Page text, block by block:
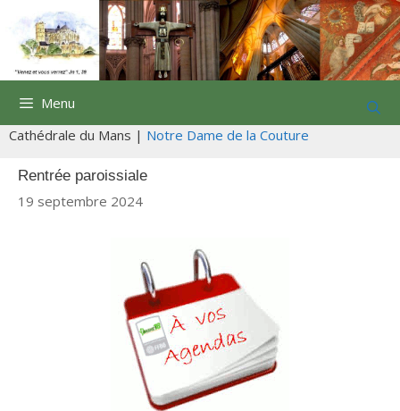
contenu
Menu
Cathédrale du Mans | Notre Dame de la Couture
Rentrée paroissiale
19 septembre 2024